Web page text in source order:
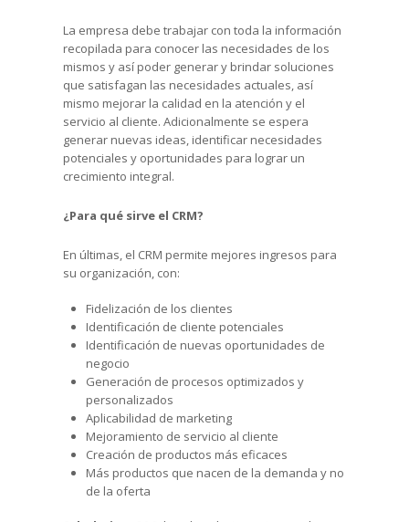
La empresa debe trabajar con toda la información
recopilada para conocer las necesidades de los
mismos y así poder generar y brindar soluciones
que satisfagan las necesidades actuales, así
mismo mejorar la calidad en la atención y el
servicio al cliente. Adicionalmente se espera
generar nuevas ideas, identificar necesidades
potenciales y oportunidades para lograr un
crecimiento integral.
¿Para qué sirve el CRM?
En últimas, el CRM permite mejores ingresos para
su organización, con:
Fidelización de los clientes
Identificación de cliente potenciales
Identificación de nuevas oportunidades de
negocio
Generación de procesos optimizados y
personalizados
Aplicabilidad de marketing
Mejoramiento de servicio al cliente
Creación de productos más eficaces
Más productos que nacen de la demanda y no
de la oferta